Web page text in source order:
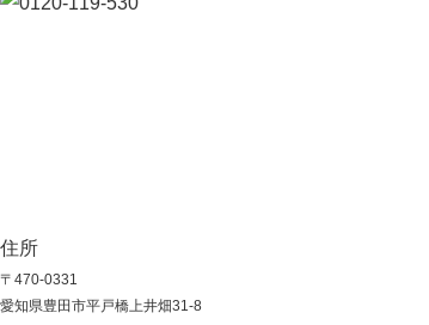
住所
〒470-0331
愛知県豊田市平戸橋上井畑31-8